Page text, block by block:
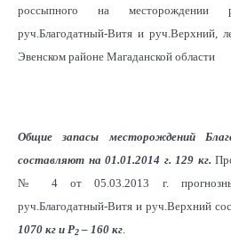
россыпного на месторождении
руч.Благодатный-Витя и руч.Верхний,
Эвенском районе Магаданской области
Общие запасы месторождений
составляют на 01.01.2014 г. 129 кг.
№ 4 от 05.03.2013 г.
руч.Благодатный-Витя и руч.Верхний
1070 кг и Р2– 160 кг